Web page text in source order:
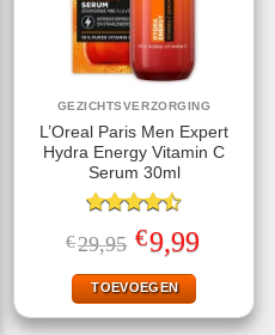
GEZICHTSVERZORGING
L’Oreal Paris Men Expert
Hydra Energy Vitamin C
Serum 30ml
Gewaardeerd
4.50uit 5
€29,95 Oorspronkelijke
prijs
was:
€29,95.
€9,99Huidige
prijs
TOEVOEGEN